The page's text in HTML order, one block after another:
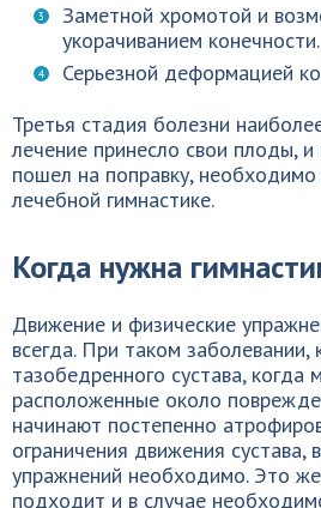
Заметной хромотой и
укорачиванием конечности.
Серьезной деформацией
Третья стадия болезни
лечение принесло свои плоды,
пошел на поправку,
лечебной гимнастике.
Когда нужна
Движение и физические
всегда. При таком заболевании,
тазобедренного сустава, когда
расположенные около
начинают постепенно
ограничения движения сустава,
упражнений необходимо. Это
подходит и в случае